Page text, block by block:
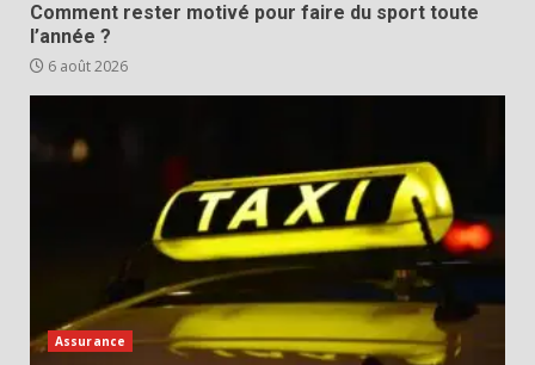
Comment rester motivé pour faire du sport toute
l’année ?
6 août 2026
Assurance